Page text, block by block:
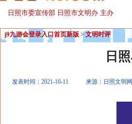
日照市委宣传部 日照市文明办 主办
j9九游会登录入口首页新版 > 文明时评
日
发表时间：2021-10-11 来源：日照文明网